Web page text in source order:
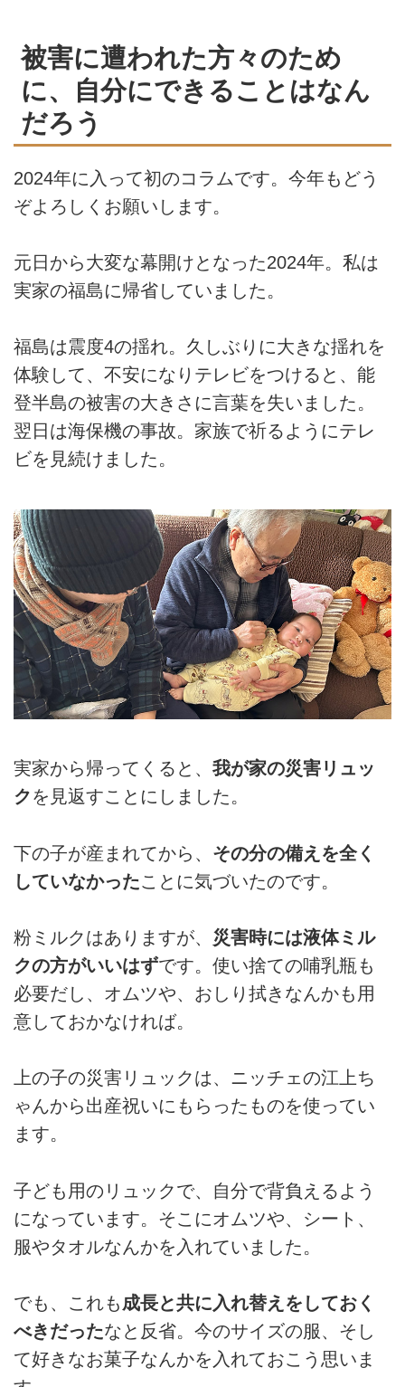
被害に遭われた方々のため
に、自分にできることはなん
だろう
2024年に入って初のコラムです。今年もどう
ぞよろしくお願いします。
元日から大変な幕開けとなった2024年。私は
実家の福島に帰省していました。
福島は震度4の揺れ。久しぶりに大きな揺れを
体験して、不安になりテレビをつけると、能
登半島の被害の大きさに言葉を失いました。
翌日は海保機の事故。家族で祈るようにテレ
ビを見続けました。
実家から帰ってくると、 我が家の災害リュッ
クを見返すことにしました。
下の子が産まれてから、 その分の備えを全く
していなかったことに気づいたのです。
粉ミルクはありますが、 災害時には液体ミル
クの方がいいはずです。使い捨ての哺乳瓶も
必要だし、オムツや、おしり拭きなんかも用
意しておかなければ。
上の子の災害リュックは、ニッチェの江上ち
ゃんから出産祝いにもらったものを使ってい
ます。
子ども用のリュックで、自分で背負えるよう
になっています。そこにオムツや、シート、
服やタオルなんかを入れていました。
でも、これも成長と共に入れ替えをしておく
べきだったなと反省。今のサイズの服、そし
て好きなお菓子なんかを入れておこう思いま